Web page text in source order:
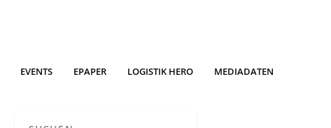
EVENTS EPAPER LOGISTIK HERO MEDIADATEN